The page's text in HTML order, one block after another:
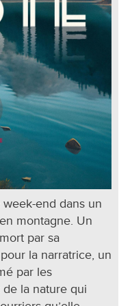
end dans un
montagne. Un
par sa
la narratrice, un
par les
la nature qui